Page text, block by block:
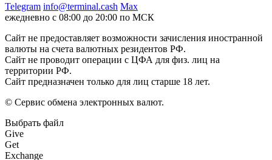
Telegram info@terminal.cash Max
ежедневно с 08:00 до 20:00 по МСК
Сайт не предоставляет возможности зачисления иностранной
валюты на счета валютных резидентов РФ.
Сайт не проводит операции с ЦФА для физ. лиц на
территории РФ.
Сайт предназначен только для лиц старше 18 лет.
© Сервис обмена электронных валют.
Выбрать файл
Give
Get
Exchange